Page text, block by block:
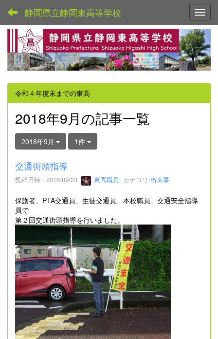
静岡県立静岡東高等学校
令和４年度末までの東高
2018年9月の記事一覧
2018年9月 1件
交通街頭指導
投稿日時 : 2018/09/23 東高職員 カテゴリ:出来事
保護者、PTA交通員、生徒交通員、本校職員、交通安全指導
員で
第２回交通街頭指導を行いました。